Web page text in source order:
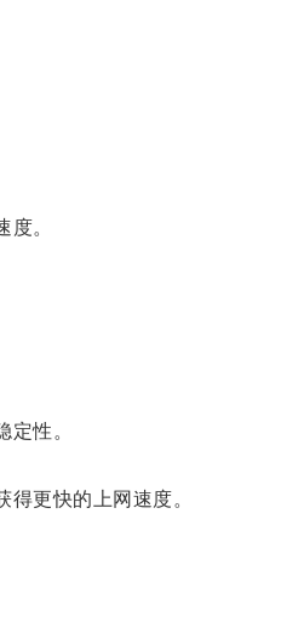
。
性。
更快的上网速度。